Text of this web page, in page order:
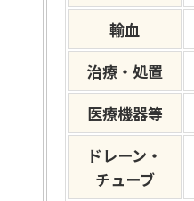
輸血
治療・処置
医療機器等
ドレーン・
チューブ